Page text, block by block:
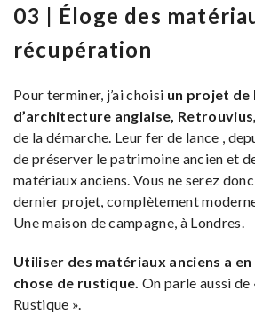
03 | Éloge des
récupération
Pour terminer, j’ai choisi un projet de
d’architecture anglaise, Retrouvius,
de la démarche. Leur fer de lance ,
de préserver le patrimoine ancien et
matériaux anciens. Vous ne serez
dernier projet, complètement
Une maison de campagne, à Londres.
Utiliser des matériaux anciens a
chose de rustique. On parle aussi de
Rustique ».